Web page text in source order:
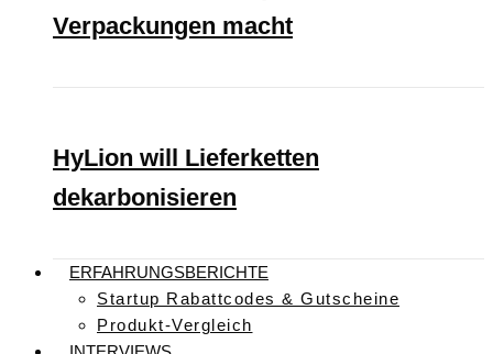
Verpackungen macht
HyLion will Lieferketten
dekarbonisieren
ERFAHRUNGSBERICHTE
Startup Rabattcodes & Gutscheine
Produkt-Vergleich